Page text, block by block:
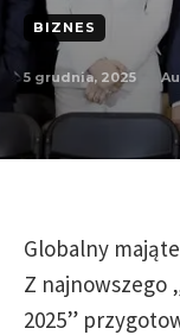
BIZNES
5 grudnia, 2025
Globalny
Z najnowszego
2025”